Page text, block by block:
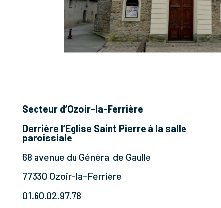
Secteur d’Ozoir-la-Ferrière
Derrière l’Eglise Saint Pierre à la salle
paroissiale
68 avenue du Général de Gaulle
77330 Ozoir-la-Ferrière
01.60.02.97.78